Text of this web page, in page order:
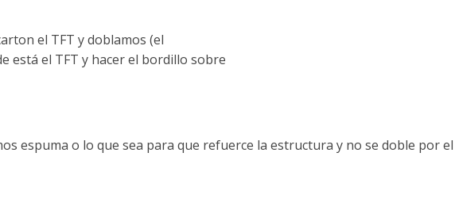
el TFT y doblamos (el
está el TFT y hacer el bordillo sobre
espuma o lo que sea para que refuerce la estructura y no se doble por